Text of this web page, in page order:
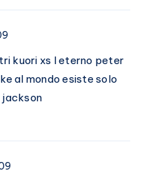
kuori xs l eterno peter
al mondo esiste solo
jackson